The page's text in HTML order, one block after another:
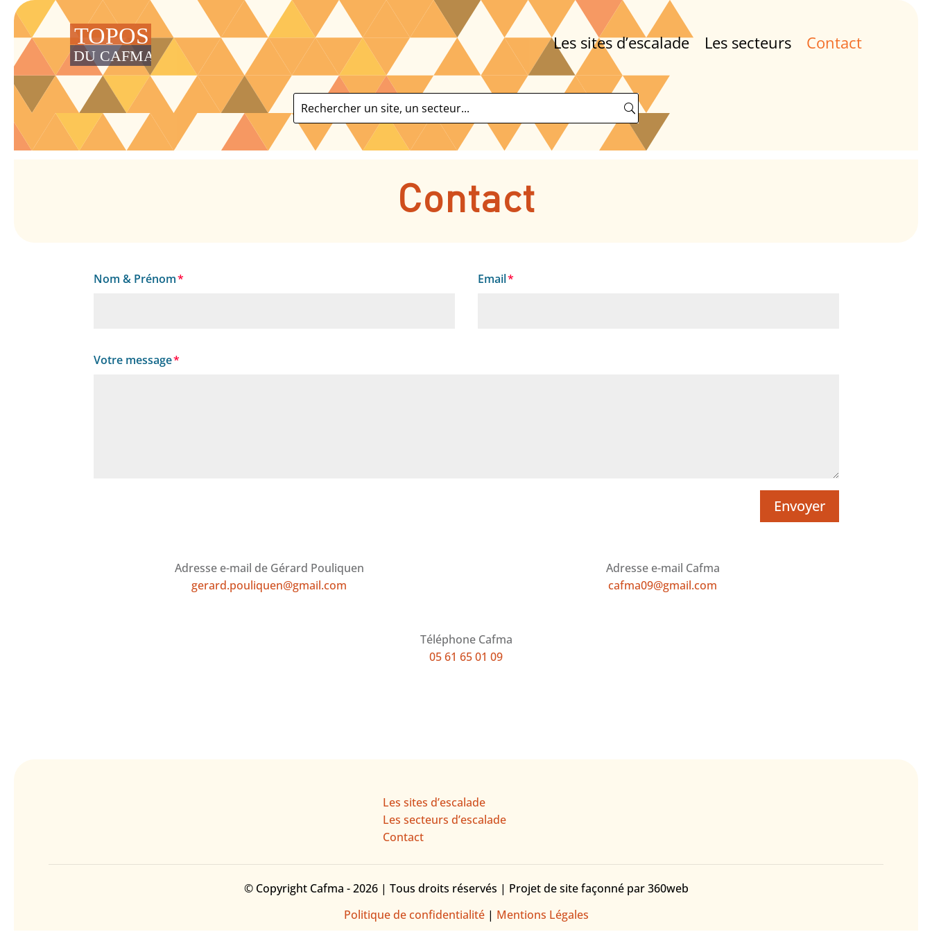
Les sites d’escalade Les secteurs Contact
Contact
Nom & Prénom Email
Votre message
Envoyer
Adresse e-mail de Gérard Pouliquen
gerard.pouliquen@gmail.com
Adresse e-mail Cafma
cafma09@gmail.com
Téléphone Cafma
05 61 65 01 09
Les sites d’escalade
Les secteurs d’escalade
Contact
© Copyright Cafma - 2026 | Tous droits réservés | Projet de site façonné par 360web
Politique de confidentialité| Mentions Légales